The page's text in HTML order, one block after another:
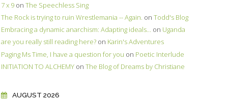
7 x 9 on The Speechless Sing
The Rock is trying to ruin Wrestlemania -- Again. on Todd's Blog
Embracing a dynamic anarchism: Adapting ideals... on Uganda
are you really still reading here? on Karin's Adventures
Paging Ms Time, I have a question for you on Poetic Interlude
INITIATION TO ALCHEMY on The Blog of Dreams by Christiane
AUGUST 2026